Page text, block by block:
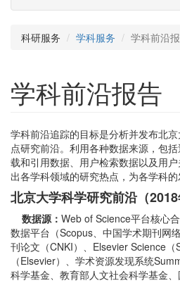
科研服务 学科服务 学科前沿
学科前沿报告
学科前沿追踪的目标是分析并发布北
点研究前沿。利用各种数据来源，包
载和引用数据、用户检索数据以及用
出各学科领域的研究热点，为各学科的
北京大学科学研究前沿（2018
数据源： Web of Science平台核心
数据平台（Scopus、中国学术期刊网
刊论文（CNKI）、Elsevier Science
（Elsevier）、学术资源发现系统
科学基金、教育部人文社会科学基金